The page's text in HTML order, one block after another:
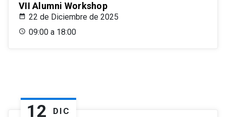
VII Alumni Workshop
22 de Diciembre de 2025
09:00 a 18:00
12 DIC